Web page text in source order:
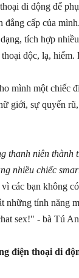
di động để
đẳng cấp của
tích hợp
độc, lạ,
mình một chiếc
giới, sự quyến
thanh niên thành
nhiều chiếc
các bạn không
những tính năng
sex!" - bà Tú
điện thoại di